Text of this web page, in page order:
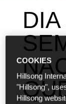
COOKIES
Hillsong
"Hillsong",
Hillsong